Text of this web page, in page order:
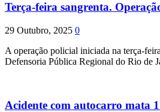
Terça-feira sangrenta.
29 Outubro, 2025 0
A operação policial iniciada na terça-
Defensoria Pública Regional do Rio de
Acidente com autocarro mata